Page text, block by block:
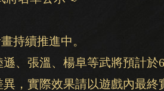
持續推進中。
、張溫、楊阜等武將預計於
，實際效果請以遊戲內最終